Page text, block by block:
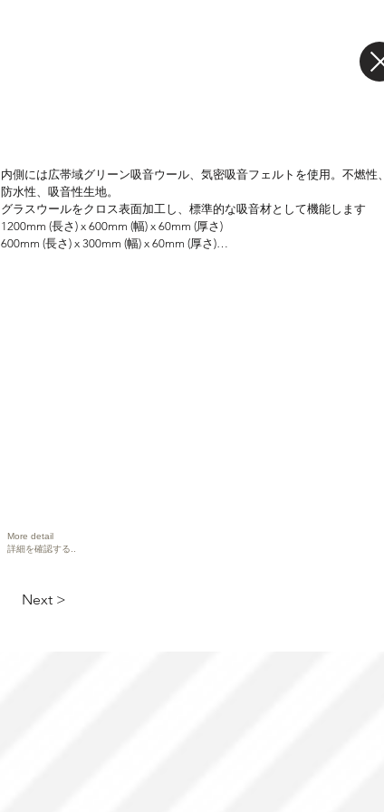
内側には広帯域グリーン吸音ウール、気密吸音フェルトを使用。不燃性、
防水性、吸音性生地。
グラスウールをクロス表面加工し、標準的な吸音材として機能します
1200mm (長さ) x 600mm (幅) x 60mm (厚さ)
600mm (長さ) x 300mm (幅) x 60mm (厚さ)
More detail
詳細を確認する..
Next >